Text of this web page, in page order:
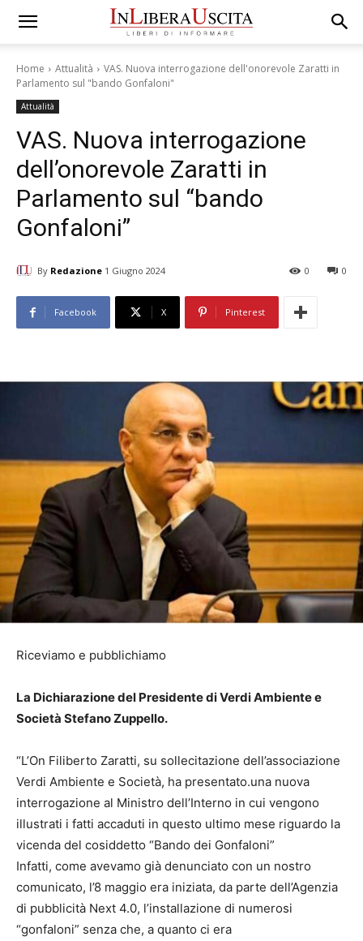
Home Attualità
VAS. Nuova interrogazione dell'onorevole Zaratti in
Parlamento sul "bando Gonfaloni"
Attualità
VAS. Nuova interrogazione
dell’onorevole Zaratti in
Parlamento sul “bando
Gonfaloni”
By Redazione 1 Giugno 2024 0
0
Facebook X Pinterest
Riceviamo e pubblichiamo
La Dichiarazione del Presidente di Verdi Ambiente e
Società Stefano Zuppello.
“L’On Filiberto Zaratti, su sollecitazione dell’associazione
Verdi Ambiente e Società, ha presentato.una nuova
interrogazione al Ministro dell’Interno in cui vengono
illustrati i fatti accaduti in questo ultimo mese riguardo la
vicenda del cosiddetto “Bando dei Gonfaloni”
Infatti, come avevamo già denunciato con un nostro
comunicato, l’8 maggio era iniziata, da parte dell’Agenzia
di pubblicità Next 4.0, l’installazione di numerosi
“gonfaloni” senza che, a quanto ci era